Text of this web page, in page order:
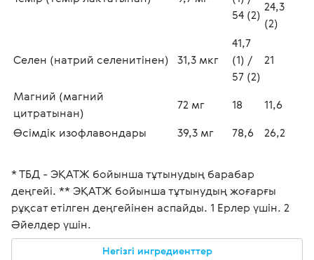
54 (2)
24,3
(2)
Селен (натрий селенитінен) 31,3 мкг
41,7
(1) /
57 (2)
21
Магний (магний
цитратынан)
72 мг 18
11,6
Өсімдік изофлавондары
39,3 мг 78,6 26,2
* ТБД - ЭҚАТЖ бойынша тұтынудың барабар
деңгейі. ** ЭҚАТЖ бойынша тұтынудың жоғарғы
рұқсат етілген деңгейінен аспайды. 1 Ерлер үшін. 2
Әйелдер үшін.
Негізгі ингредиенттер